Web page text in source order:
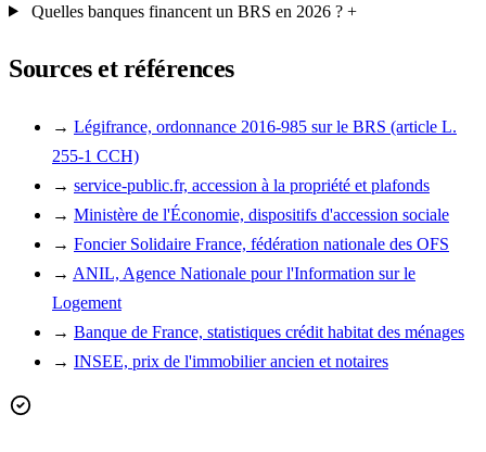
Quelles banques financent un BRS en 2026 ? +
Sources et références
→ Légifrance, ordonnance 2016-985 sur le BRS (article L.
255-1 CCH)
→ service-public.fr, accession à la propriété et plafonds
→ Ministère de l'Économie, dispositifs d'accession sociale
→ Foncier Solidaire France, fédération nationale des OFS
→ ANIL, Agence Nationale pour l'Information sur le
Logement
→ Banque de France, statistiques crédit habitat des ménages
→ INSEE, prix de l'immobilier ancien et notaires